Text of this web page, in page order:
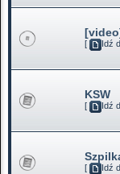
[ Idź
KSW
[ Idź
[ Idź